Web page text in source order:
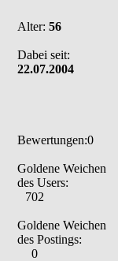
Alter: 56
Dabei seit:
22.07.2004
Bewertungen:0
Goldene Weichen
des Users:
702
Goldene Weichen
des Postings:
0